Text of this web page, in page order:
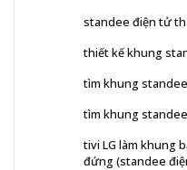
standee điện tử
thiết kế khung
tìm khung
tìm khung
tivi LG làm khung
đứng (standee